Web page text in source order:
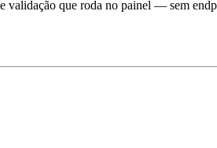
que roda no painel — sem